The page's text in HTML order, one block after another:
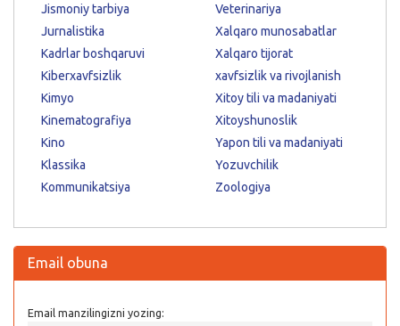
Jismoniy tarbiya
Jurnalistika
Kadrlar boshqaruvi
Kiberxavfsizlik
Kimyo
Kinematografiya
Kino
Klassika
Kommunikatsiya
Veterinariya
Xalqaro munosabatlar
Xalqaro tijorat
xavfsizlik va rivojlanish
Xitoy tili va madaniyati
Xitoyshunoslik
Yapon tili va madaniyati
Yozuvchilik
Zoologiya
Email obuna
Email manzilingizni yozing: